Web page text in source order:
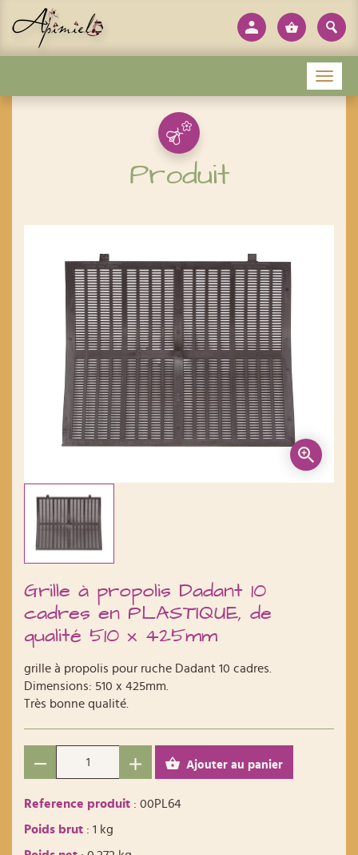
Produit
Grille à propolis Dadant 10
cadres en PLASTIQUE, de
qualité 510 x 425mm
grille à propolis pour ruche Dadant 10 cadres.
Dimensions: 510 x 425mm.
Très bonne qualité.
Ajouter au panier
Reference produit : 00PL64
Poids brut : 1 kg
Menu
Panneau de gestion des cookies